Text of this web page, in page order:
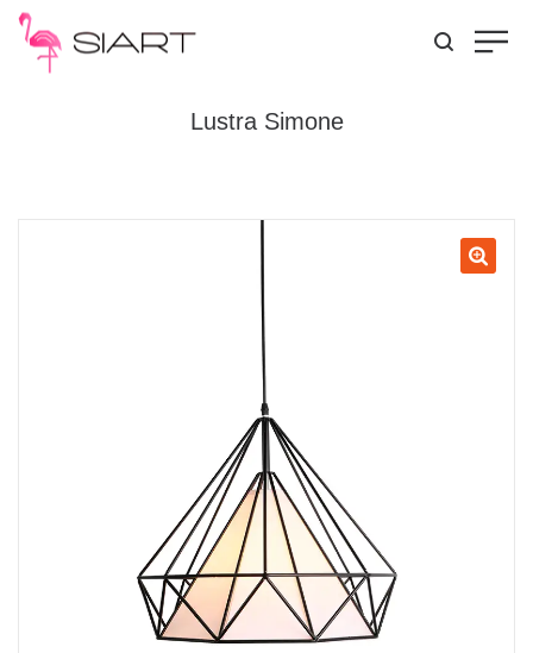
Lustra Simone